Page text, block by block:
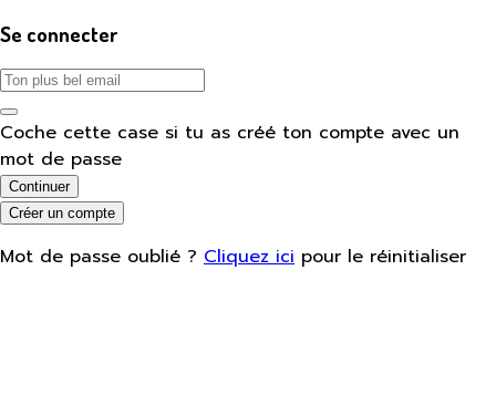
Se connecter
Coche cette case si tu as créé ton compte avec un
mot de passe
Continuer
Créer un compte
Mot de passe oublié ? Cliquez ici pour le réinitialiser